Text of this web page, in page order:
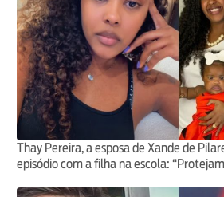
Thay Pereira, a esposa de Xande de
episódio com a filha na escola: